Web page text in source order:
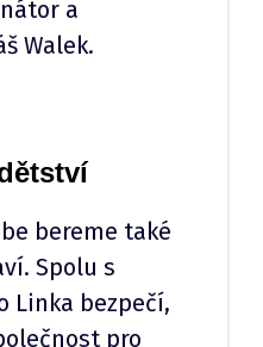
a
Walek.
bereme také
Spolu s
Linka bezpečí,
pro